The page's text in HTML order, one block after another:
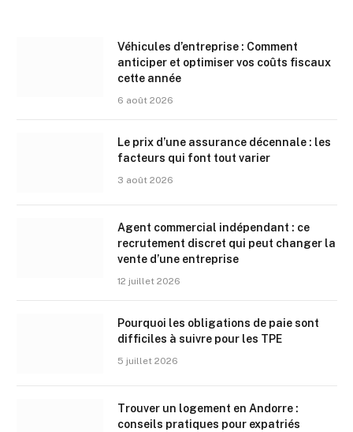
Véhicules d’entreprise : Comment
anticiper et optimiser vos coûts fiscaux
cette année
6 août 2026
Le prix d’une assurance décennale : les
facteurs qui font tout varier
3 août 2026
Agent commercial indépendant : ce
recrutement discret qui peut changer la
vente d’une entreprise
12 juillet 2026
Pourquoi les obligations de paie sont
difficiles à suivre pour les TPE
5 juillet 2026
Trouver un logement en Andorre :
conseils pratiques pour expatriés